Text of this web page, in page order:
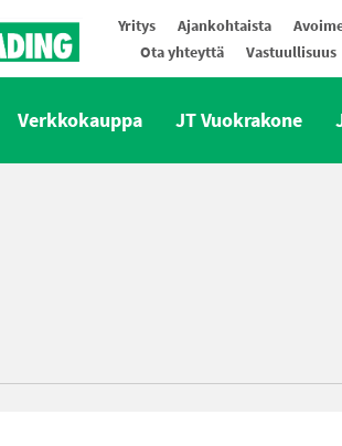
Yritys Ajankohtaista
Ota yhteyttä
Vastuullisuus
Verkkokauppa JT Vuokrakone